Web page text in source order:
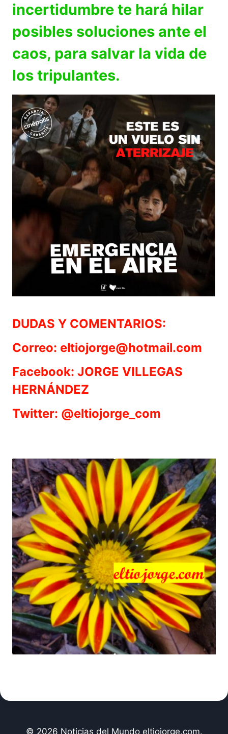
incertidumbre te hará hilar
posibles soluciones ante el
caos, para salvar la vida de
los tripulantes.
DUDAS Y COMENTARIOS:
Correo: eltiojorge@hotmail.com
Facebook: JORGE VILLEGAS
HERNÁNDEZ
Twitter: @eltiojorge_com
© 2026 Noticias del Mundo eltiojorge.com.